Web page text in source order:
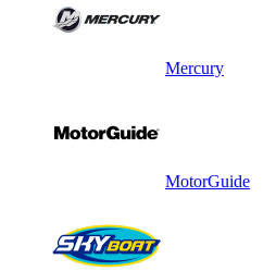
Mercury
MotorGuide